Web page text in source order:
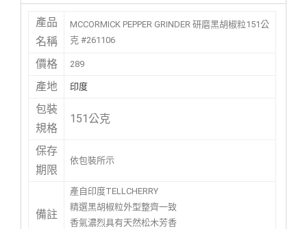
產品
名稱
MCCORMICK PEPPER GRINDER 研磨黑胡椒粒151公
克 #261106
價格 289
產地 印度
包裝
規格
151公克
保存
期限
依包裝所示
備註
產自印度TELLCHERRY
精選黑胡椒粒外型整齊一致
香氣濃烈具有天然松木芳香